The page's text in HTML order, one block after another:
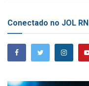
Conectado no JOL RN